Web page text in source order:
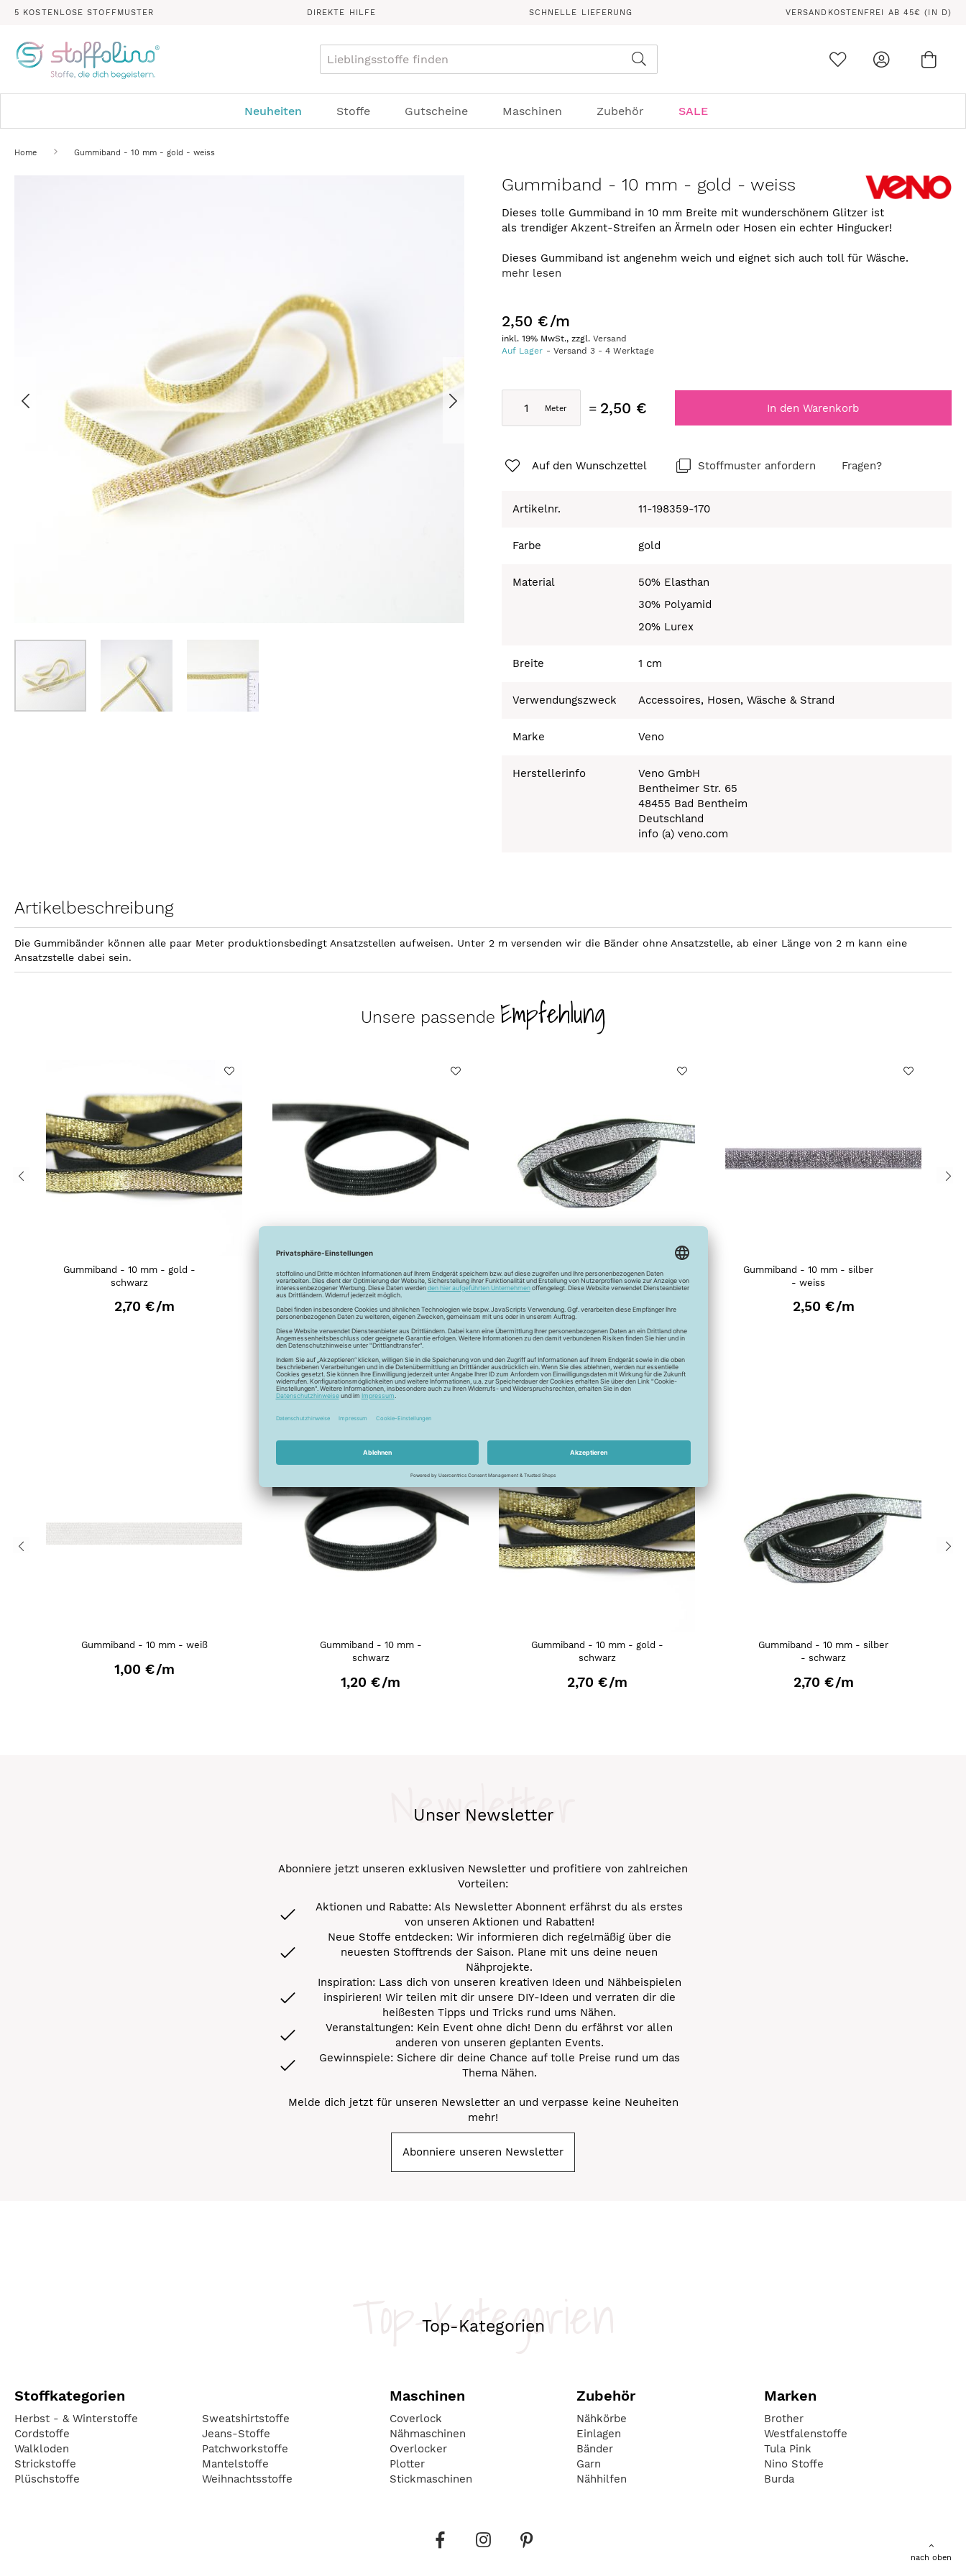
5 KOSTENLOSE STOFFMUSTER DIREKTE HILFE SCHNELLE LIEFERUNG VERSANDKOSTENFREI AB 45€ (IN D)
Suche
Neuheiten Stoffe Gutscheine Maschinen Zubehör SALE
Home Gummiband - 10 mm - gold - weiss
Gummiband - 10 mm - gold - weiss
Dieses tolle Gummiband in 10 mm Breite mit wunderschönem Glitzer ist
als trendiger Akzent-Streifen an Ärmeln oder Hosen ein echter Hingucker!
Dieses Gummiband ist angenehm weich und eignet sich auch toll für Wäsche.
mehr lesen
2,50 €/m
inkl. 19% MwSt., zzgl.Versand
Auf Lager
Versand3 -4 Werktage
2,50 € In den Warenkorb
Auf den Wunschzettel Stoffmuster anfordern Fragen?
Artikelnr. 11-198359-170
Farbe gold
Material
50% Elasthan
30% Polyamid
20% Lurex
Breite 1 cm
Verwendungszweck Accessoires, Hosen, Wäsche & Strand
Marke Veno
Herstellerinfo
Veno GmbH
Bentheimer Str. 65
48455 Bad Bentheim
Deutschland
info (a) veno.com
Artikelbeschreibung
Die Gummibänder können alle paar Meter produktionsbedingt Ansatzstellen aufweisen. Unter 2 m versenden wir die Bänder ohne Ansatzstelle, ab einer Länge von 2 m kann eine
Ansatzstelle dabei sein.
Unsere passende Empfehlung
Gummiband - 10 mm - gold -
schwarz
2,70 €/m
Gummiband - 10 mm -
schwarz
1,20 €/m
Gummiband - 10 mm - silber
- schwarz
2,70 €/m
Gummiband - 10 mm - silber
- weiss
2,50 €/m
Entdeckemehr Artikel
Gummiband - 10 mm - weiß
1,00 €/m
Gummiband - 10 mm -
schwarz
1,20 €/m
Gummiband - 10 mm - gold -
schwarz
2,70 €/m
Gummiband - 10 mm - silber
- schwarz
2,70 €/m
Unser Newsletter
Newsletter
Abonniere jetzt unseren exklusiven Newsletter und profitiere von zahlreichen
Vorteilen:
Aktionen und Rabatte: Als Newsletter Abonnent erfährst du als erstes
von unseren Aktionen und Rabatten!
Neue Stoffe entdecken: Wir informieren dich regelmäßig über die
neuesten Stofftrends der Saison. Plane mit uns deine neuen
Nähprojekte.
Inspiration: Lass dich von unseren kreativen Ideen und Nähbeispielen
inspirieren! Wir teilen mit dir unsere DIY-Ideen und verraten dir die
heißesten Tipps und Tricks rund ums Nähen.
Veranstaltungen: Kein Event ohne dich! Denn du erfährst vor allen
anderen von unseren geplanten Events.
Gewinnspiele: Sichere dir deine Chance auf tolle Preise rund um das
Thema Nähen.
Melde dich jetzt für unseren Newsletter an und verpasse keine Neuheiten
mehr!
Abonniere unseren Newsletter
Top-Kategorien
Top-Kategorien
Stoffkategorien
Herbst - & Winterstoffe
Cordstoffe
Walkloden
Strickstoffe
Plüschstoffe
Sweatshirtstoffe
Jeans-Stoffe
Patchworkstoffe
Mantelstoffe
Weihnachtsstoffe
Maschinen
Coverlock
Nähmaschinen
Overlocker
Plotter
Stickmaschinen
Zubehör
Nähkörbe
Einlagen
Bänder
Garn
Nähhilfen
Marken
Brother
Westfalenstoffe
Tula Pink
Nino Stoffe
Burda
nach oben